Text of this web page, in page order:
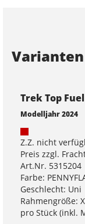
Trek Top
Modelljahr 2024
Z.Z. nicht
Preis zzgl.
Art.Nr. 5315204
Farbe:
Geschlecht: Uni
Rahmengröße:
pro Stück (inkl.